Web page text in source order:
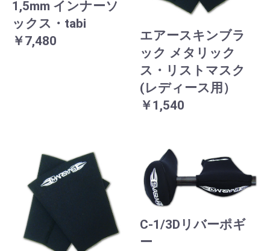
1,5mm インナーソ
ックス・tabi
￥7,480
エアースキンブラ
ック メタリック
ス・リストマスク
(レディース用）
￥1,540
C-1/3Dリバーポギ
ー